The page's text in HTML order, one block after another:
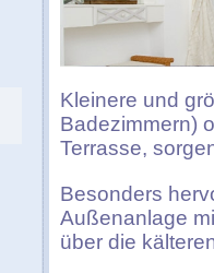
Kleinere und
Badezimmern)
Terrasse,
Besonders
Außenanlage
über die